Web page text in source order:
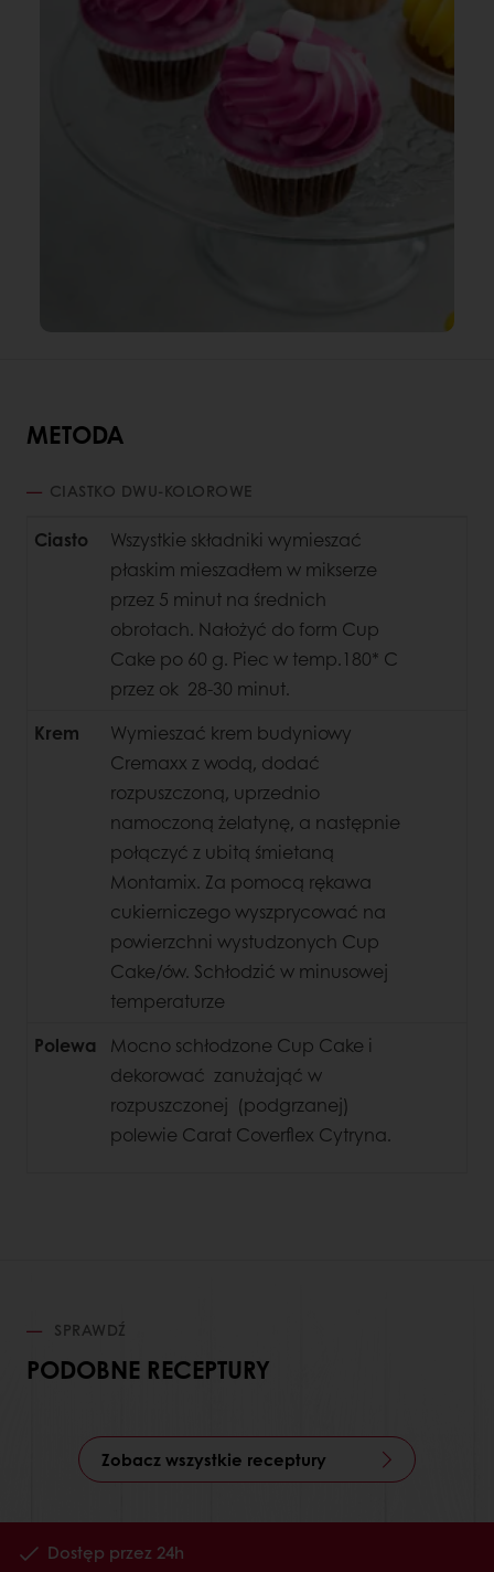
METODA
CIASTKO DWU-KOLOROWE
Ciasto
Wszystkie składniki wymieszać
płaskim mieszadłem w mikserze
przez 5 minut na średnich
obrotach. Nałożyć do form Cup
Cake po 60 g. Piec w temp.180* C
przez ok 28-30 minut.
Krem
Wymieszać krem budyniowy
Cremaxx z wodą, dodać
rozpuszczoną, uprzednio
namoczoną żelatynę, a następnie
połączyć z ubitą śmietaną
Montamix. Za pomocą rękawa
cukierniczego wyszprycować na
powierzchni wystudzonych Cup
Cake/ów. Schłodzić w minusowej
temperaturze
Polewa
Mocno schłodzone Cup Cake i
dekorować zanużająć w
rozpuszczonej (podgrzanej)
polewie Carat Coverflex Cytryna.
SPRAWDŹ
PODOBNE RECEPTURY
Zobacz wszystkie receptury
Dostęp przez 24h